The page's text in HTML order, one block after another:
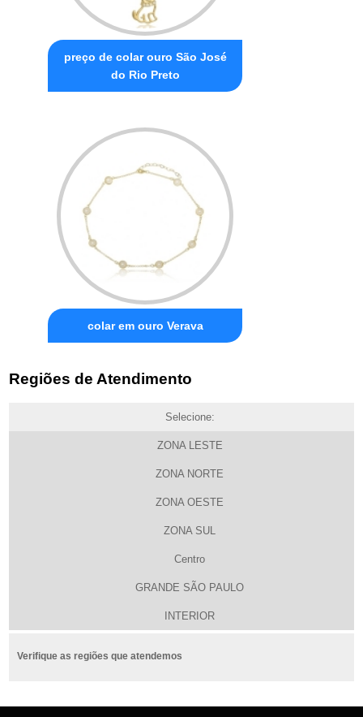
preço de colar ouro São José
do Rio Preto
colar em ouro Verava
Regiões de Atendimento
Selecione:
ZONA LESTE
ZONA NORTE
ZONA OESTE
ZONA SUL
Centro
GRANDE SÃO PAULO
INTERIOR
Verifique as regiões que atendemos